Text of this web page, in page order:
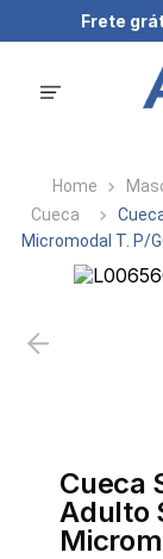
Frete
Cueca
Micromodal T. P/
Cueca
Adulto